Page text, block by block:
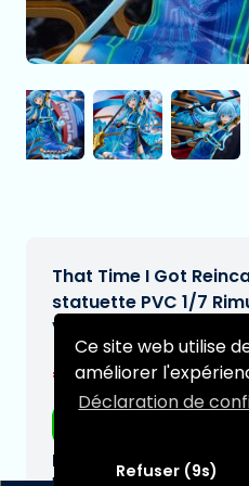
Ce site web utilise
améliorer
Déclaration de
Refuser (9s)
That Time I Got
statuette PVC 1/7
Ver. 27 cm
€499,95[Sous
Date de livraison